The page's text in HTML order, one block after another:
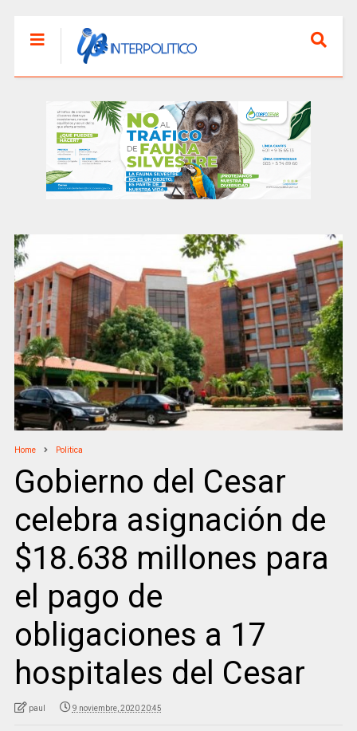
Home Politica
Gobierno del Cesar
celebra asignación de
$18.638 millones para
el pago de
obligaciones a 17
hospitales del Cesar
paul 9 noviembre, 2020 20:45